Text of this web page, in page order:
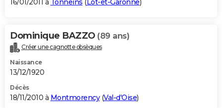
16/01/2011 à Tonneins (Lot-et-Garonne)
Dominique BAZZO (89 ans)
Créer une cagnotte obsèques
Naissance
13/12/1920
Décès
18/11/2010 à Montmorency(Val-d'Oise)